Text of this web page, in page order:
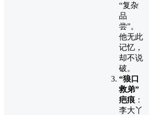
“复杂
品
尝”。
他无此
记忆，
却不说
破。
“狼口
救弟”
疤痕 ：
李大丫